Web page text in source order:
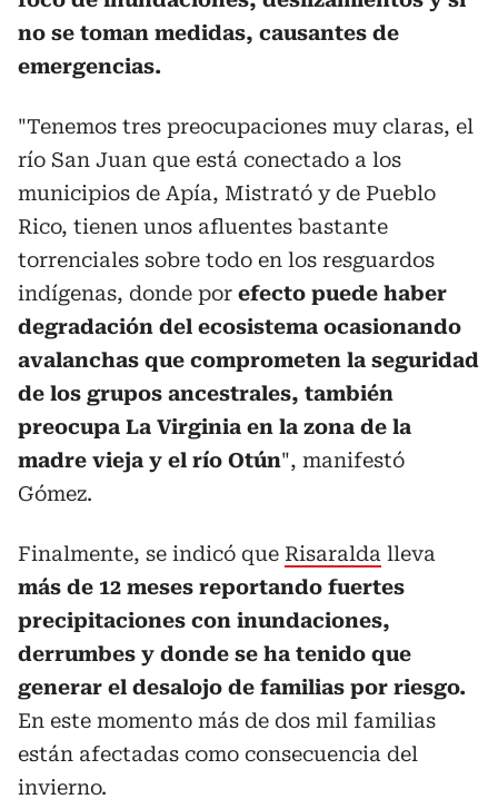
no se toman medidas, causantes de
emergencias.
"Tenemos tres preocupaciones muy claras, el
río San Juan que está conectado a los
municipios de Apía, Mistrató y de Pueblo
Rico, tienen unos afluentes bastante
torrenciales sobre todo en los resguardos
indígenas, donde por efecto puede haber
degradación del ecosistema ocasionando
avalanchas que comprometen la seguridad
de los grupos ancestrales, también
preocupa La Virginia en la zona de la
madre vieja y el río Otún", manifestó
Gómez.
Finalmente, se indicó que Risaralda lleva
más de 12 meses reportando fuertes
precipitaciones con inundaciones,
derrumbes y donde se ha tenido que
generar el desalojo de familias por riesgo.
En este momento más de dos mil familias
están afectadas como consecuencia del
invierno.